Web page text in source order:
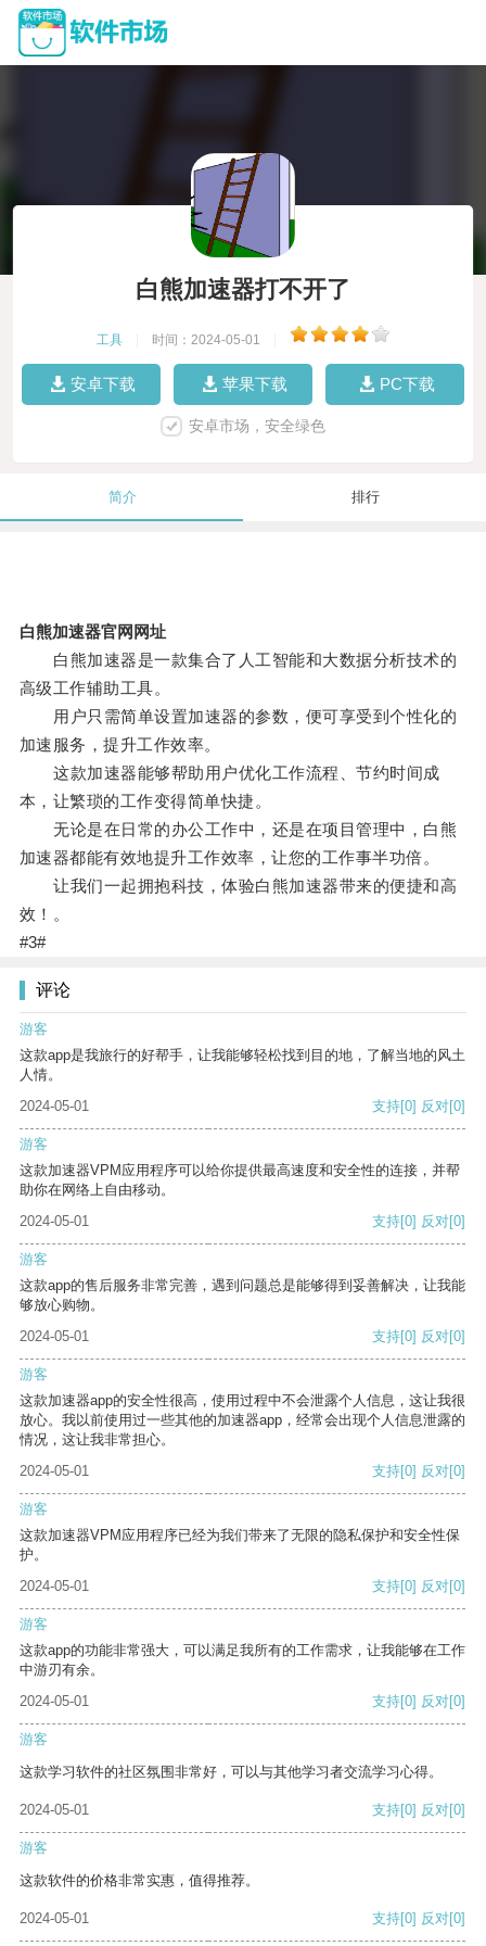
白熊加速器打不开了
工具 时间：2024-05-01
安卓下载 苹果下载 PC下载
安卓市场，安全绿色
简介 排行
白熊加速器官网网址
白熊加速器是一款集合了人工智能和大数据分析技术的
高级工作辅助工具。
用户只需简单设置加速器的参数，便可享受到个性化的
加速服务，提升工作效率。
这款加速器能够帮助用户优化工作流程、节约时间成
本，让繁琐的工作变得简单快捷。
无论是在日常的办公工作中，还是在项目管理中，白熊
加速器都能有效地提升工作效率，让您的工作事半功倍。
让我们一起拥抱科技，体验白熊加速器带来的便捷和高
效！。
#3#
评论
游客
这款app是我旅行的好帮手，让我能够轻松找到目的地，了解当地的风土
人情。
2024-05-01
支持[0] 反对[0]
游客
这款加速器VPM应用程序可以给你提供最高速度和安全性的连接，并帮
助你在网络上自由移动。
2024-05-01
支持[0] 反对[0]
游客
这款app的售后服务非常完善，遇到问题总是能够得到妥善解决，让我能
够放心购物。
2024-05-01
支持[0] 反对[0]
游客
这款加速器app的安全性很高，使用过程中不会泄露个人信息，这让我很
放心。我以前使用过一些其他的加速器app，经常会出现个人信息泄露的
情况，这让我非常担心。
2024-05-01
支持[0] 反对[0]
游客
这款加速器VPM应用程序已经为我们带来了无限的隐私保护和安全性保
护。
2024-05-01
支持[0] 反对[0]
游客
这款app的功能非常强大，可以满足我所有的工作需求，让我能够在工作
中游刃有余。
2024-05-01
支持[0] 反对[0]
游客
这款学习软件的社区氛围非常好，可以与其他学习者交流学习心得。
2024-05-01 支持[0] 反对[0]
游客
这款软件的价格非常实惠，值得推荐。
2024-05-01 支持[0] 反对[0]